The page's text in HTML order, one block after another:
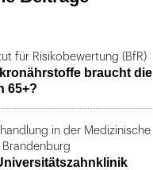
für Risikobewertung (BfR)
braucht die
65+?
in der Medizinische